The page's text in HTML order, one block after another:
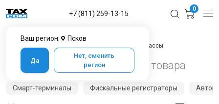
Ваш регион: Псков
Да
Нет, сменить
регион
+7 (811) 259-13-15
0
Онлайн-кассы
Онлайн-кассы в Пскове 72 товара
Смарт-терминалы Фискальные регистраторы